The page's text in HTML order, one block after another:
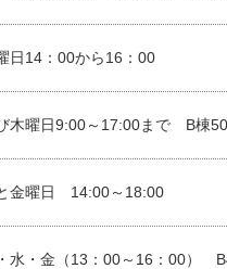
日14：00から16：00
木曜日9:00～17:00まで B棟
金曜日 14:00～18:00
水・金（13：00～16：00）